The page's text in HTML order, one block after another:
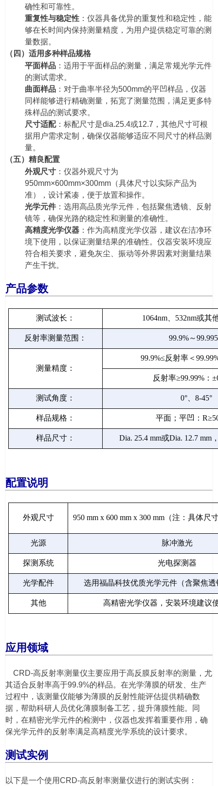
确性和可靠性。
重复性与稳定性 ：仪器具备优异的重复性和稳定性，能
够在长时间内保持测量精度，为用户提供稳定可靠的测
量数据。
（四）适用多种样品规格
平面样品 ：适用于平面样品的测量，满足常规光学元件
的测试需求。
曲面样品 ：对于曲率半径为500mm的平凹样品，仪器
同样能够进行精确测量，拓宽了测量范围，满足更多特
殊样品的测试要求。
尺寸适配：标配尺寸是dia.25.4或12.7，其他尺寸可根
据用户需求定制
，确保仪器能够适应不同尺寸的样品测
量。
（五）精良配置
外观尺寸 ：仪器外观尺寸为
950mm×600mm×300mm（具体尺寸以实际产品为
准），设计紧凑，便于放置和操作。
光学元件：选用高品质光学元件，包括聚焦透镜、反射
镜等，确保光路的稳定性和测量的准确性。
高精度光学仪器 ：作为高精度光学仪器，建议在洁净环
境下使用，以保证测量结果的准确性。仪器安装环境应
符合相关要求，避免灰尘、振动等外界因素对测量结果
产生干扰。
产品参数
测试波长： 1064nm、532nm或其
反射率测量范围： 99.9%～
测量精度：
99.9%≤反射率＜
反射率≥99.99%：
测试角度： 0°、8-45°
样品规格： 平面；平凹：
样品尺寸： Dia. 25.4 mm或Dia. 12.7 mm
配置说明
外观尺寸 950 mm x 600 mm x 300 mm（注：具体尺
光源 脉冲激光
探测系统 光电探测器
光学配件 选用福晶科技优质光学元件（含聚焦
其他 高精密光学仪器，安装环境建议
应用领域
CRD-高反射率测量仪主要应用于高反膜反射率的测量，尤
其适合反射率高于99.9%的样品。在光学薄膜的研发、生产
过程中，该测量仪能够为薄膜的反射性能评估提供精确数
据，帮助科研人员优化薄膜制备工艺，提升薄膜性能。同
时，在精密光学元件的检测中，仪器也发挥着重要作用，确
保光学元件的反射率满足高精度光学系统的设计要求。
测试实例
以下是一个使用CRD-高反射率测量仪进行的测试实例：